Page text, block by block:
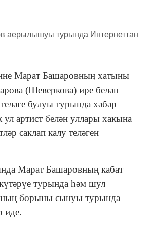
Марат Башаровның хатыны
(Шеверкова) ире белән
булуы турында хәбәр
артист белән уллары хакына
саклап калу теләген
Марат Башаровның кабат
турында һәм шул
борыны сынуы турында
иде.